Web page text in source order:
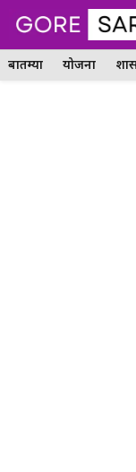
Skip
content
बातम्या योजना